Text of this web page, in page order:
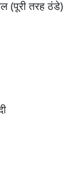
(पूरी तरह ठंडे)